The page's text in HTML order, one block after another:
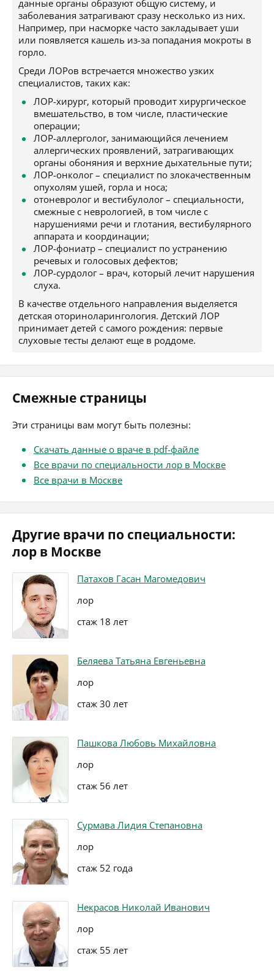
данные органы образуют общую систему, и
заболевания затрагивают сразу несколько из них.
Например, при насморке часто закладывает уши
или появляется кашель из-за попадания мокроты в
горло.
Среди ЛОРов встречается множество узких
специалистов, таких как:
ЛОР-хирург, который проводит хирургическое
вмешательство, в том числе, пластические
операции;
ЛОР-аллерголог, занимающийся лечением
аллергических проявлений, затрагивающих
органы обоняния и верхние дыхательные пути;
ЛОР-онколог – специалист по злокачественным
опухолям ушей, горла и носа;
отоневролог и вестибулолог – специальности,
смежные с неврологией, в том числе с
нарушениями речи и глотания, вестибулярного
аппарата и координации;
ЛОР-фониатр – специалист по устранению
речевых и голосовых дефектов;
ЛОР-сурдолог – врач, который лечит нарушения
слуха.
В качестве отдельного направления выделяется
детская оториноларингология. Детский ЛОР
принимает детей с самого рождения: первые
слуховые тесты делают еще в роддоме.
Смежные страницы
Эти страницы вам могут быть полезны:
Скачать данные о враче в pdf-файле
Все врачи по специальности лор в Москве
Все врачи в Москве
Другие врачи по специальности:
лор в Москве
Патахов Гасан Магомедович
лор
стаж 18 лет
Беляева Татьяна Евгеньевна
лор
стаж 30 лет
Пашкова Любовь Михайловна
лор
стаж 56 лет
Сурмава Лидия Степановна
лор
стаж 52 года
Некрасов Николай Иванович
лор
стаж 55 лет